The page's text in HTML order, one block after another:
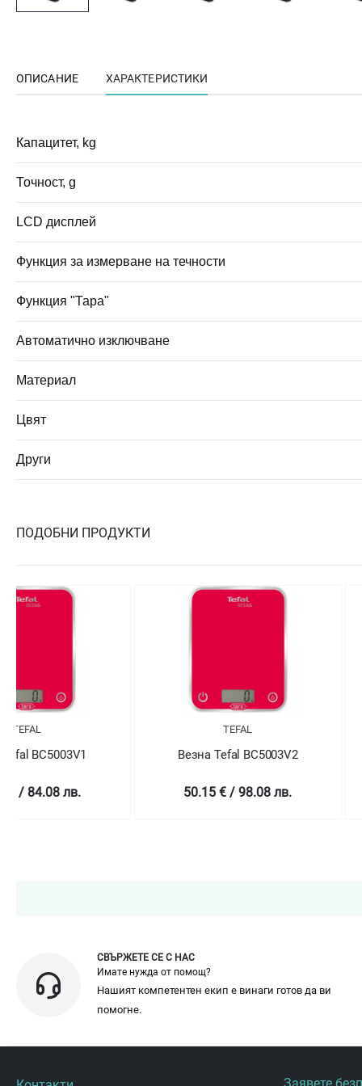
ОПИСАНИЕ ХАРАКТЕРИСТИКИ
Капацитет, kg
Точност, g
LCD дисплей
Функция за измерване на течности
Функция "Тара"
Автоматично изключване
Материал
Цвят
Други
ПОДОБНИ ПРОДУКТИ
Везна Tefal BC5003V2
50.15 € / 98.08 лв.
Везна Tefal
43.01 € /
СВЪРЖЕТЕ СЕ С НАС
Имате нужда от помощ?
Нашият компетентен екип е винаги готов да ви
помогне.